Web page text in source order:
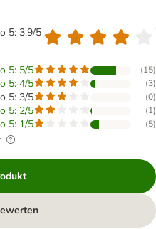
5: 3.9/5
5: 5/5 (15)
5: 4/5 (3)
5: 3/5 (0)
5: 2/5 (1)
5: 1/5 (5)